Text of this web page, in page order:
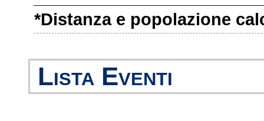
0.24
PLZA
54
0.19
PAUL
*Distanza e popolazione
Lista Eventi